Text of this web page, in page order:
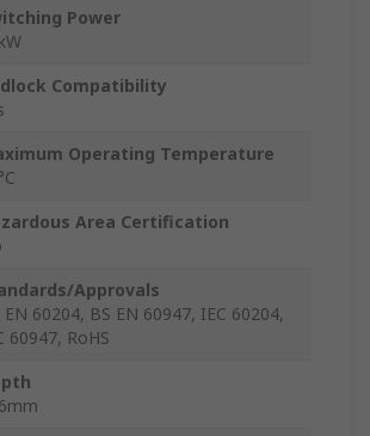
Power
Compatibility
Operating Temperature
Area Certification
Approvals
EN 60204, BS EN 60947, IEC 60204,
60947, RoHS